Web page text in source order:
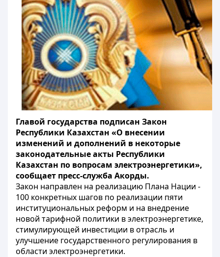
Главой государства подписан Закон
Республики Казахстан «О внесении
изменений и дополнений в некоторые
законодательные акты Республики
Казахстан по вопросам электроэнергетики»,
сообщает пресс-служба Акорды.
Закон направлен на реализацию Плана Нации -
100 конкретных шагов по реализации пяти
институциональных реформ и на внедрение
новой тарифной политики в электроэнергетике,
стимулирующей инвестиции в отрасль и
улучшение государственного регулирования в
области электроэнергетики.